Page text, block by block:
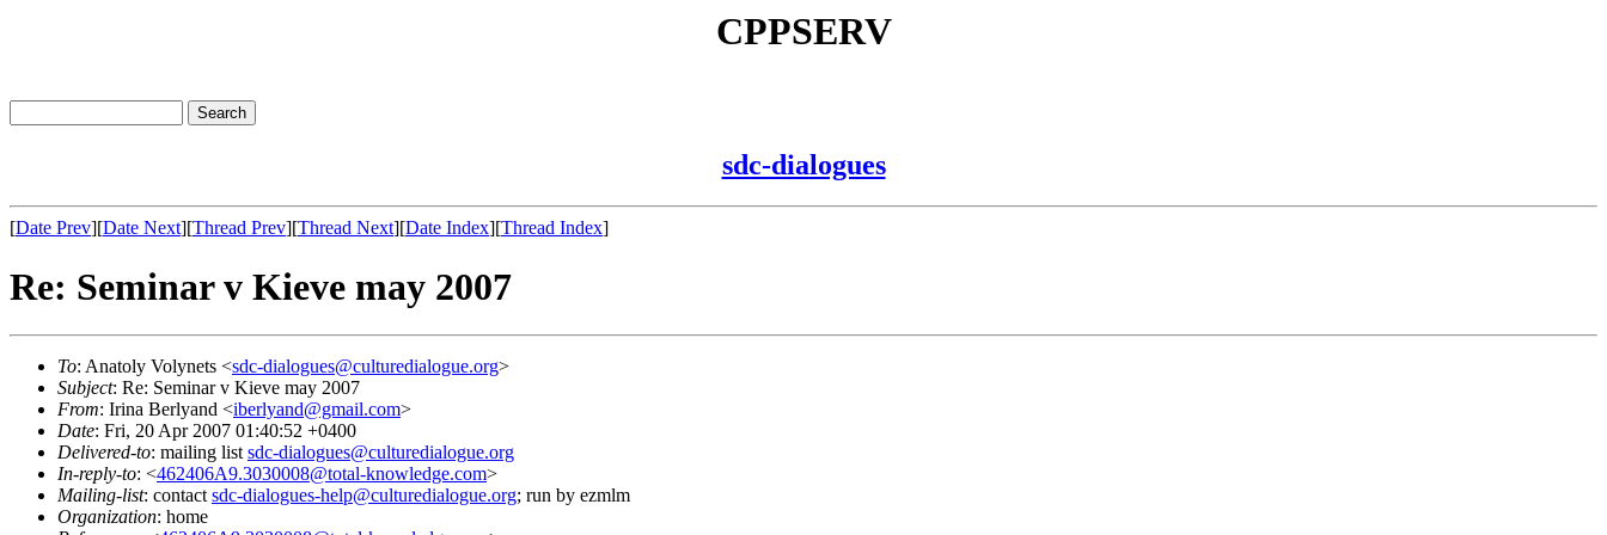
CPPSERV
sdc-dialogues
[Date Prev][Date Next][Thread Prev][Thread Next][Date Index][Thread Index]
Re: Seminar v Kieve may 2007
To: Anatoly Volynets <sdc-dialogues@culturedialogue.org>
Subject: Re: Seminar v Kieve may 2007
From: Irina Berlyand <iberlyand@gmail.com>
Date: Fri, 20 Apr 2007 01:40:52 +0400
Delivered-to: mailing list sdc-dialogues@culturedialogue.org
In-reply-to: <462406A9.3030008@total-knowledge.com>
Mailing-list: contact sdc-dialogues-help@culturedialogue.org; run by ezmlm
Organization: home